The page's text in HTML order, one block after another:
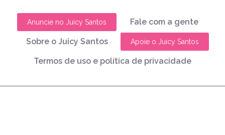
Anuncie no Juicy Santos Fale com a gente
Sobre o Juicy Santos Apoie o Juicy Santos
Termos de uso e política de privacidade